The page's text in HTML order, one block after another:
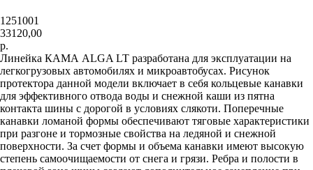
1251001
33120,00
р.
Линейка КАМА ALGA LT разработана для эксплуатации на
легкогрузовых автомобилях и микроавтобусах. Рисунок
протектора данной модели включает в себя кольцевые канавки
для эффективного отвода воды и снежной каши из пятна
контакта шины с дорогой в условиях слякоти. Поперечные
канавки ломаной формы обеспечивают тяговые характеристики
при разгоне и тормозные свойства на ледяной и снежной
поверхности. За счет формы и объема канавки имеют высокую
степень самоочищаемости от снега и грязи. Ребра и полости в